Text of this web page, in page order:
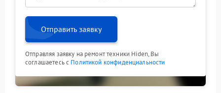
Отправить заявку
Отправляя заявку на ремонт техники Hiden, Вы
соглашаетесь с Политикой конфиденциальности